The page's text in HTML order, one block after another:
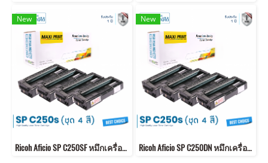
New
Ricoh Aficio SP C250SF หมึกเครื่องปริ้น ชุด 4 สี สุดคุ้ม ส่งฟรี
New
Ricoh Aficio SP C250DN หมึกเครื่องปริ้น ชุด 4 สี สุดคุ้ม ส่งฟรี